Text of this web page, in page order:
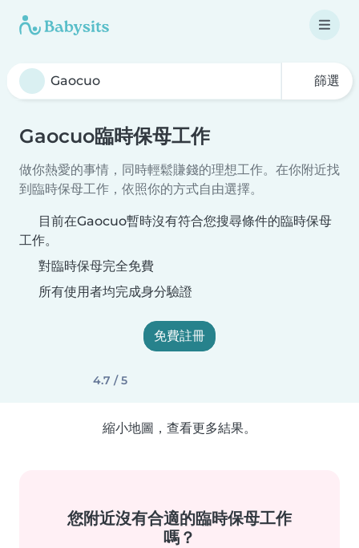
篩選
Gaocuo臨時保母工作
做你熱愛的事情，同時輕鬆賺錢的理想工作。在你附近找
到臨時保母工作，依照你的方式自由選擇。
目前在Gaocuo暫時沒有符合您搜尋條件的臨時保母
工作。
對臨時保母完全免費
所有使用者均完成身分驗證
免費註冊
4.7 / 5
縮小地圖，查看更多結果。
您附近沒有合適的臨時保母工作
嗎？